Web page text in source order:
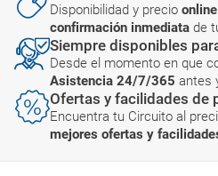
Disponibilidad y precio online
confirmación inmediata de
Siempre disponibles
Desde el momento en que
Asistencia 24/7/365 antes
Ofertas y facilidades de
Encuentra tu Circuito al
mejores ofertas y